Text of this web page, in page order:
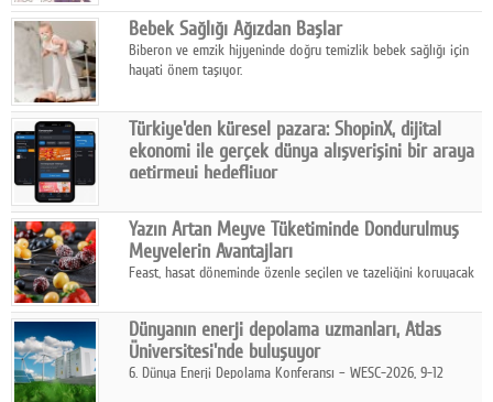
mevsiminin zorlu koşulları eşliğinde anlatıyor.
Bebek Sağlığı Ağızdan Başlar
Biberon ve emzik hijyeninde doğru temizlik bebek sağlığı için
hayati önem taşıyor.
Türkiye'den küresel pazara: ShopinX, dijital
ekonomi ile gerçek dünya alışverişini bir araya
getirmeyi hedefliyor
ekonomi ile gerçek dünya alışveriş deneyimi arasında köprü
kurmayı hedefleyen vizyonuyla uluslararası pazarlara açılıyor.
Yazın Artan Meyve Tüketiminde Dondurulmuş
Meyvelerin Avantajları
Feast, hasat döneminde özenle seçilen ve tazeliğini koruyacak
pratik, güvenilir ve lezzetli bir alternatif sunuyor.
Dünyanın enerji depolama uzmanları, Atlas
Üniversitesi'nde buluşuyor
6. Dünya Enerji Depolama Konferansı – WESC-2026, 9-12